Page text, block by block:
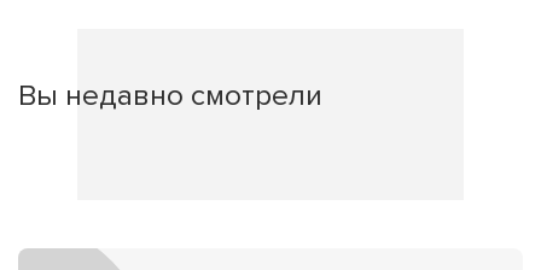
Вы недавно смотрели